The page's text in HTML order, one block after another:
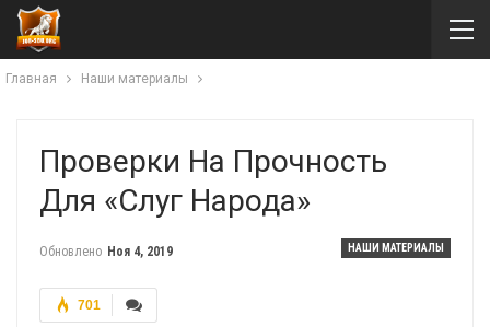
Главная Наши материалы
Проверки На Прочность
Для «Слуг Народа»
НАШИ МАТЕРИАЛЫ
Обновлено Ноя 4, 2019
701